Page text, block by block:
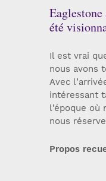
été
Il est vrai
nous avons
Avec
intéressant
l’époque
nous
Propos